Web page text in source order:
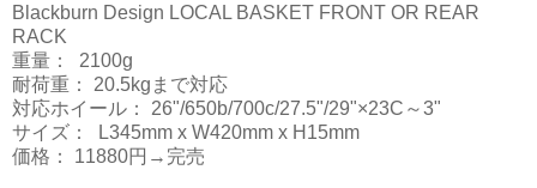
Blackburn Design LOCAL BASKET FRONT OR REAR
RACK
重量： 2100g
耐荷重： 20.5kgまで対応
対応ホイール： 26"/650b/700c/27.5"/29"×23C～3"
サイズ： L345mm x W420mm x H15mm
価格： 11880円→完売